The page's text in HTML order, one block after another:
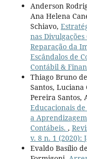
Anderson
Ana Helena
Schiavo,
nas
Reparação da
Escândalos de
Contábil &
Thiago Bruno
Santos, Luciana
Pereira Santos,
Educacionais
a
Contábeis. ,
v. 8 n. 1 (2020):
Evaldo Basílio